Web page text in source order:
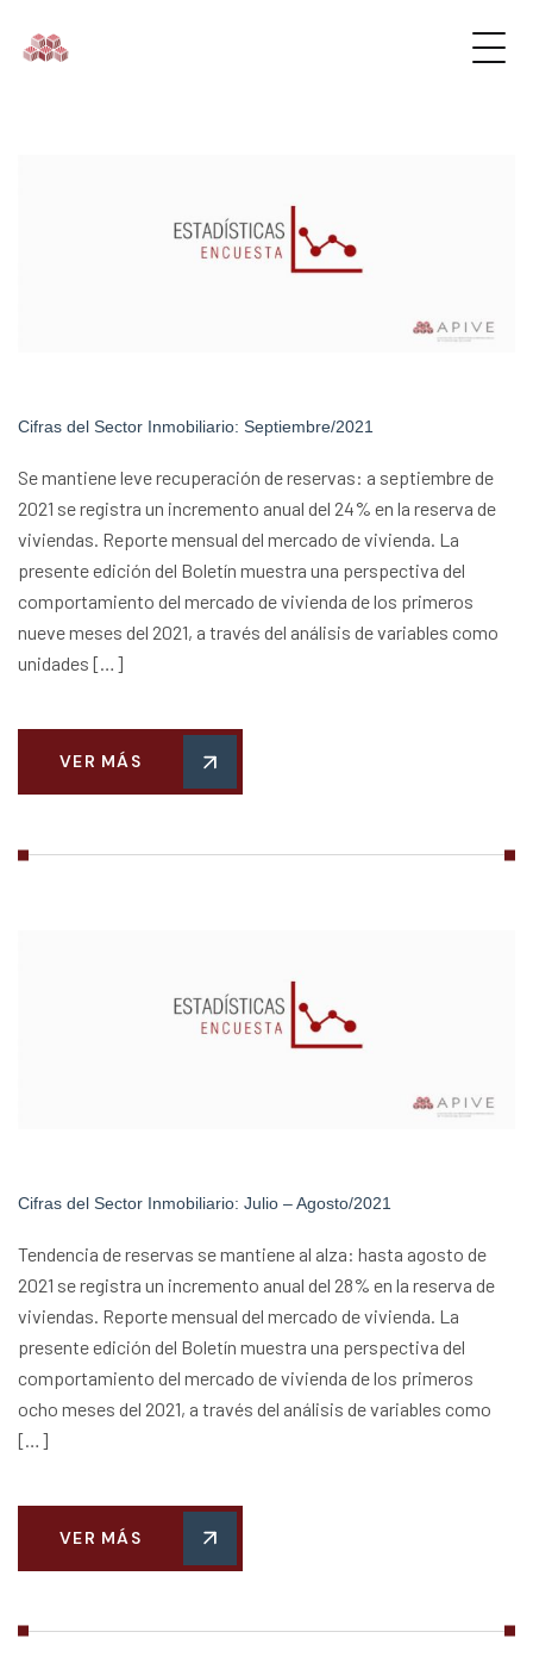
Cifras del Sector Inmobiliario: Septiembre/2021
Se mantiene leve recuperación de reservas: a septiembre de
2021 se registra un incremento anual del 24% en la reserva de
viviendas. Reporte mensual del mercado de vivienda. La
presente edición del Boletín muestra una perspectiva del
comportamiento del mercado de vivienda de los primeros
nueve meses del 2021, a través del análisis de variables como
unidades […]
VER MÁS
Cifras del Sector Inmobiliario: Julio – Agosto/2021
Tendencia de reservas se mantiene al alza: hasta agosto de
2021 se registra un incremento anual del 28% en la reserva de
viviendas. Reporte mensual del mercado de vivienda. La
presente edición del Boletín muestra una perspectiva del
comportamiento del mercado de vivienda de los primeros
ocho meses del 2021, a través del análisis de variables como
[…]
VER MÁS